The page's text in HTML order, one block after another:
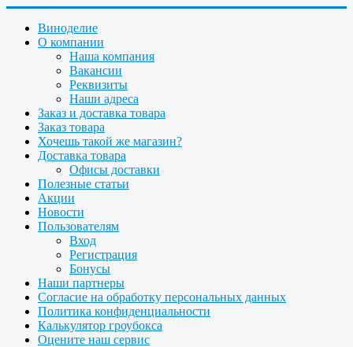
Виноделие
О компании
Наша компания
Вакансии
Реквизиты
Наши адреса
Заказ и доставка товара
Заказ товара
Хочешь такой же магазин?
Доставка товара
Офисы доставки
Полезные статьи
Акции
Новости
Пользователям
Вход
Регистрация
Бонусы
Наши партнеры
Согласие на обработку персональных данных
Политика конфиденциальности
Калькулятор гроубокса
Оцените наш сервис